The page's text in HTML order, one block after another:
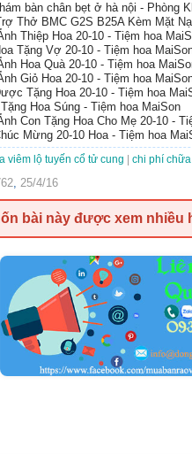
bàn chân bẹt ở hà nội - Phòng
Thở BMC G2S B25A Kèm Mặt
Thiệp Hoa 20-10 - Tiệm hoa
Tặng Vợ 20-10 - Tiệm hoa
Hoa Quà 20-10 - Tiệm hoa
Giỏ Hoa 20-10 - Tiệm hoa
Tặng Hoa 20-10 - Tiệm hoa
Hoa Súng - Tiệm hoa MaiSon
Con Tặng Hoa Cho Mẹ 20-10 -
Mừng 20-10 Hoa - Tiệm hoa
viêm lộ tuyến cổ tử cung chi phí
, 25/4/16
bài này được xem nhiều